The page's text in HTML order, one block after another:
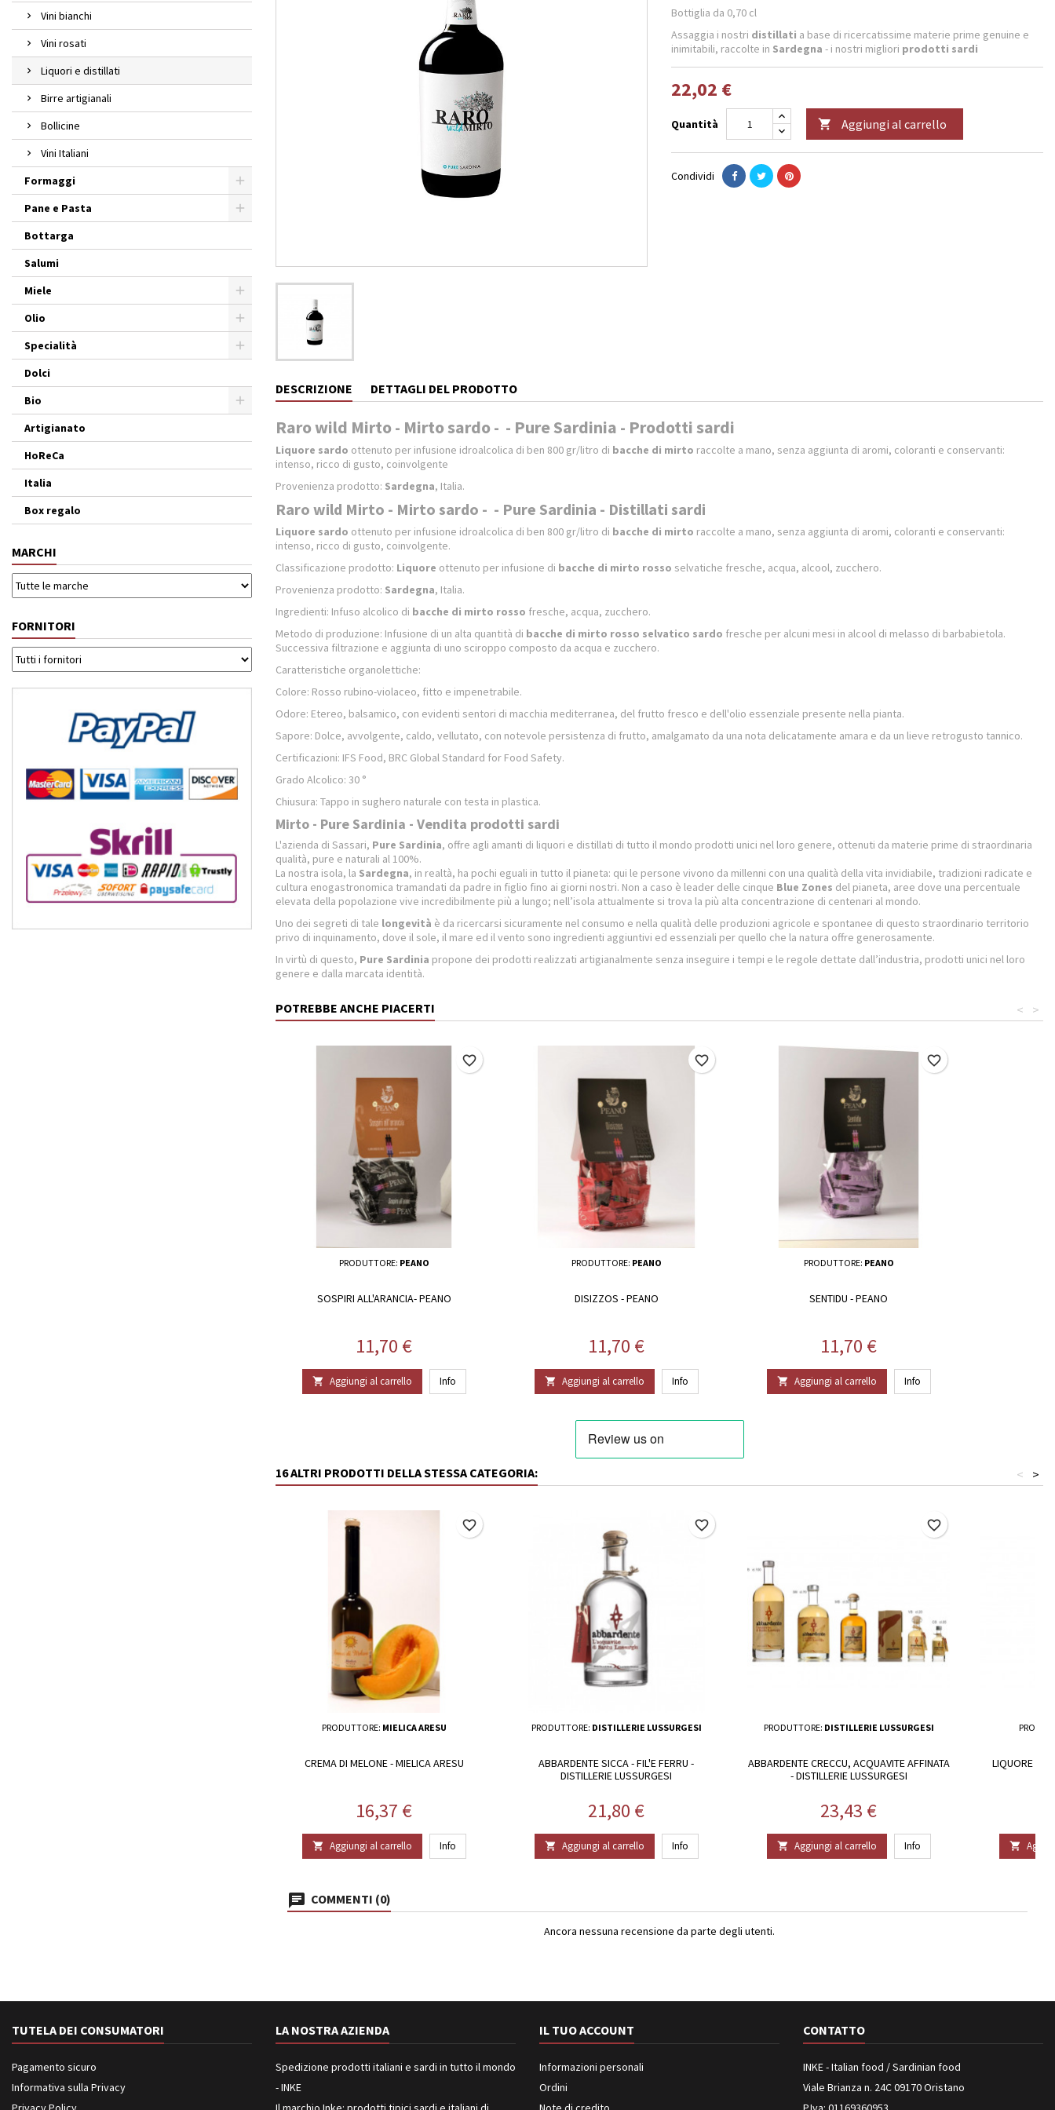
Vini bianchi
Vini rosati
Liquori e distillati
Birre artigianali
Bollicine
Vini Italiani
Formaggi
Pane e Pasta
Bottarga
Salumi
Miele
Olio
Specialità
Dolci
Bio
Artigianato
HoReCa
Italia
Box regalo
MARCHI
FORNITORI
Bottiglia da 0,70 cl
Assaggia i nostri distillati a base di ricercatissime materie prime genuine e
inimitabili, raccolte in Sardegna - i nostri migliori prodotti sardi
22,02 €
Quantità  Aggiungi al carrello
Condividi
DESCRIZIONE DETTAGLI DEL PRODOTTO
Raro wild Mirto - Mirto sardo - - Pure Sardinia - Prodotti sardi
Liquore sardo ottenuto per infusione idroalcolica di ben 800 gr/litro di bacche di mirto raccolte a mano, senza aggiunta di aromi, coloranti e conservanti:
intenso, ricco di gusto, coinvolgente
Provenienza prodotto: Sardegna, Italia.
Raro wild Mirto - Mirto sardo - - Pure Sardinia - Distillati sardi
Liquore sardo ottenuto per infusione idroalcolica di ben 800 gr/litro di bacche di mirto raccolte a mano, senza aggiunta di aromi, coloranti e conservanti:
intenso, ricco di gusto, coinvolgente.
Classificazione prodotto: Liquore ottenuto per infusione di bacche di mirto rosso selvatiche fresche, acqua, alcool, zucchero.
Provenienza prodotto: Sardegna, Italia.
Ingredienti: Infuso alcolico di bacche di mirto rosso fresche, acqua, zucchero.
Metodo di produzione: Infusione di un alta quantità di bacche di mirto rosso selvatico sardo fresche per alcuni mesi in alcool di melasso di barbabietola.
Successiva filtrazione e aggiunta di uno sciroppo composto da acqua e zucchero.
Caratteristiche organolettiche:
Colore: Rosso rubino-violaceo, fitto e impenetrabile.
Odore: Etereo, balsamico, con evidenti sentori di macchia mediterranea, del frutto fresco e dell'olio essenziale presente nella pianta.
Sapore: Dolce, avvolgente, caldo, vellutato, con notevole persistenza di frutto, amalgamato da una nota delicatamente amara e da un lieve retrogusto tannico.
Certificazioni: IFS Food, BRC Global Standard for Food Safety.
Grado Alcolico: 30 °
Chiusura: Tappo in sughero naturale con testa in plastica.
Mirto - Pure Sardinia - Vendita prodotti sardi
L'azienda di Sassari, Pure Sardinia, offre agli amanti di liquori e distillati di tutto il mondo prodotti unici nel loro genere, ottenuti da materie prime di straordinaria
qualità, pure e naturali al 100%.
La nostra isola, la Sardegna, in realtà, ha pochi eguali in tutto il pianeta: qui le persone vivono da millenni con una qualità della vita invidiabile, tradizioni radicate e
cultura enogastronomica tramandati da padre in figlio fino ai giorni nostri. Non a caso è leader delle cinque Blue Zones del pianeta, aree dove una percentuale
elevata della popolazione vive incredibilmente più a lungo; nell’isola attualmente si trova la più alta concentrazione di centenari al mondo.
Uno dei segreti di tale longevità è da ricercarsi sicuramente nel consumo e nella qualità delle produzioni agricole e spontanee di questo straordinario territorio
privo di inquinamento, dove il sole, il mare ed il vento sono ingredienti aggiuntivi ed essenziali per quello che la natura offre generosamente.
In virtù di questo, Pure Sardinia propone dei prodotti realizzati artigianalmente senza inseguire i tempi e le regole dettate dall’industria, prodotti unici nel loro
genere e dalla marcata identità.
POTREBBE ANCHE PIACERTI >
<
PRODUTTORE: PEANO
SOSPIRI ALL'ARANCIA- PEANO
Prezzo
11,70 €
 Aggiungi al carrello Info
favorite_border
PRODUTTORE: PEANO
DISIZZOS - PEANO
Prezzo
11,70 €
 Aggiungi al carrello Info
favorite_border
PRODUTTORE: PEANO
SENTIDU - PEANO
Prezzo
11,70 €
 Aggiungi al carrello Info
favorite_border
16 ALTRI PRODOTTI DELLA STESSA CATEGORIA: >
<
PRODUTTORE: MIELICA ARESU
CREMA DI MELONE - MIELICA ARESU
Prezzo
16,37 €
 Aggiungi al carrello Info
favorite_border
PRODUTTORE: DISTILLERIE LUSSURGESI
ABBARDENTE SICCA - FIL'E FERRU -
DISTILLERIE LUSSURGESI
Prezzo
21,80 €
 Aggiungi al carrello Info
favorite_border
PRODUTTORE: DISTILLERIE LUSSURGESI
ABBARDENTE CRECCU, ACQUAVITE AFFINATA
- DISTILLERIE LUSSURGESI
Prezzo
23,43 €
 Aggiungi al carrello Info
favorite_border
LIQUORE DI

COMMENTI (0)
Ancora nessuna recensione da parte degli utenti.
TUTELA DEI CONSUMATORI
Pagamento sicuro
Informativa sulla Privacy
LA NOSTRA AZIENDA
Spedizione prodotti italiani e sardi in tutto il mondo
- INKE
IL TUO ACCOUNT
Informazioni personali
Ordini
CONTATTO
INKE - Italian food / Sardinian food
Viale Brianza n. 24C 09170 Oristano